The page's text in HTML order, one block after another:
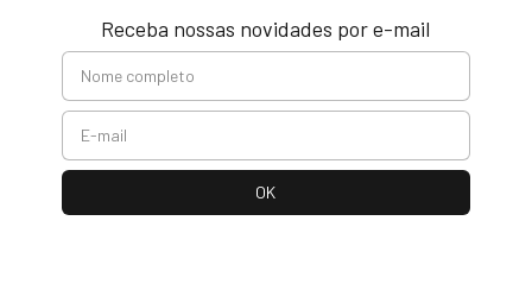
Receba nossas novidades por e-mail